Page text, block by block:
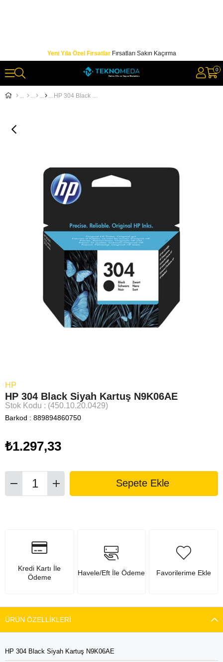
Yeni Yıla Özel FırsatlarFırsatları Sakın Kaçırma
0
HP 304 Black Siyah Kartuş N9K06AE
HP
HP 304 Black Siyah Kartuş N9K06AE
Stok Kodu (450.10.20.0429)
Barkod : 889894860750
₺1.297,33
Kredi Kartı İle
Ödeme
Havele/Eft İle Ödeme Favorilerime Ekle
ÜRÜN ÖZELLIKLERI
HP 304 Black Siyah Kartuş N9K06AE